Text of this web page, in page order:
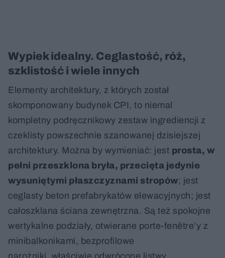
Wypiek idealny. Ceglastość, róż,
szklistość i wiele innych
Elementy architektury, z których został
skomponowany budynek CPI, to niemal
kompletny podręcznikowy zestaw ingrediencji z
czeklisty powszechnie szanowanej dzisiejszej
architektury. Można by wymieniać: jest prosta, w
pełni przeszklona bryła, przecięta jedynie
wysuniętymi płaszczyznami stropów; jest
ceglasty beton prefabrykatów elewacyjnych; jest
całoszklana ściana zewnętrzna. Są też spokojne
wertykalne podziały, otwierane porte-fenêtre’y z
minibalkonikami, bezprofilowe
narożniki, właściwie odwrócone listwy